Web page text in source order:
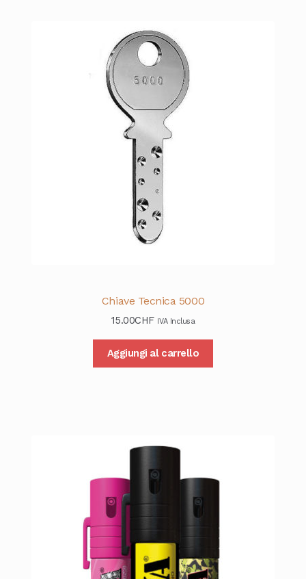
Chiave Tecnica 5000
15.00CHF IVA Inclusa
Aggiungi al carrello